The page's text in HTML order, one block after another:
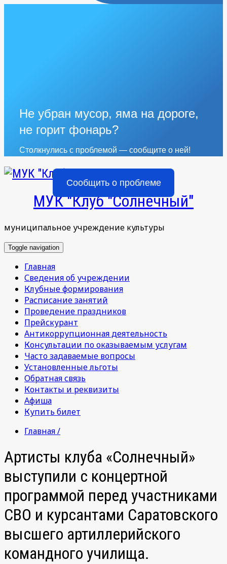
Не убран мусор, яма на дороге,
не горит фонарь?
Столкнулись с проблемой — сообщите о ней!
Сообщить о проблеме
МУК "Клуб "Солнечный"
муниципальное учреждение культуры
Toggle navigation
Главная
Сведения об учреждении
Клубные формирования
Расписание занятий
Проведение праздников
Прейскурант
Антикоррупционная деятельность
Консультации по оказываемым услугам
Часто задаваемые вопросы
Установленные льготы
Обратная связь
Контакты и реквизиты
Афиша
Купить билет
Главная /
Артисты клуба «Солнечный»
выступили с концертной
программой перед участниками
СВО и курсантами Саратовского
высшего артиллерийского
командного училища.